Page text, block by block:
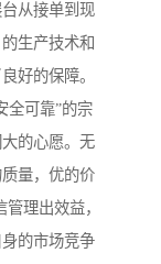
从接单到现
生产技术和
好的保障。
全可靠”的宗
的心愿。无
量，优的价
理出效益，
的市场竞争